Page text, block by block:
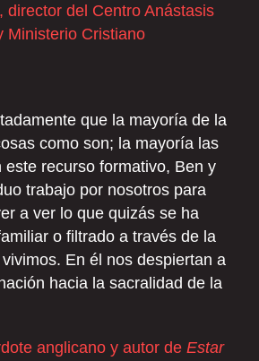
director del Centro Anástasis
Ministerio Cristiano
que la mayoría de la
como son; la mayoría las
este recurso formativo, Ben y
trabajo por nosotros para
a ver lo que quizás se ha
o filtrado a través de la
En él nos despiertan a
hacia la sacralidad de la
anglicano y autor de Estar